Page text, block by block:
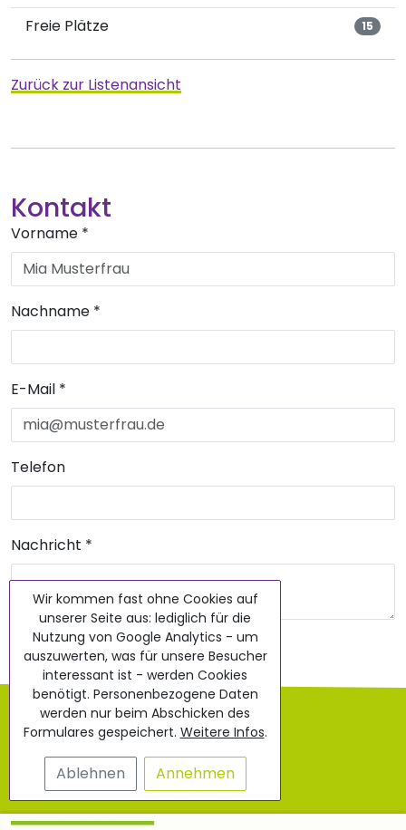
Freie Plätze
15
Zurück zur Listenansicht
Kontakt
Vorname *
Nachname *
E-Mail *
Telefon
Nachricht *
Nachricht senden
AGB
Datenschutz
Wir kommen fast ohne Cookies auf
unserer Seite aus: lediglich für die
Nutzung von Google Analytics - um
auszuwerten, was für unsere Besucher
interessant ist - werden Cookies
benötigt. Personenbezogene Daten
werden nur beim Abschicken des
Formulares gespeichert. Weitere Infos.
Ablehnen Annehmen